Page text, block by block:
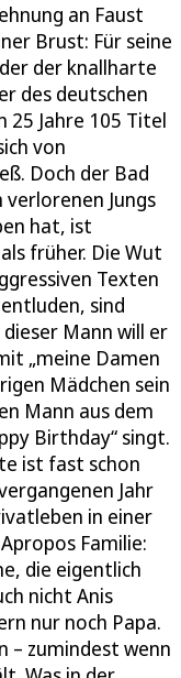
an Faust
Brust: Für seine
der knallharte
des deutschen
25 Jahre 105 Titel
von
Doch der Bad
Jungs
hat, ist
früher. Die Wut
Texten
sind
Mann will er
„meine Damen
Mädchen sein
Mann aus dem
Birthday“ singt.
ist fast schon
Jahr
in einer
Familie:
die eigentlich
nicht Anis
nur noch Papa.
– zumindest wenn